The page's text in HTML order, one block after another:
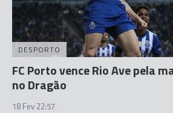
DESPORTO
FC Porto vence Rio Ave pela
no Dragão
18 Fev 22:57